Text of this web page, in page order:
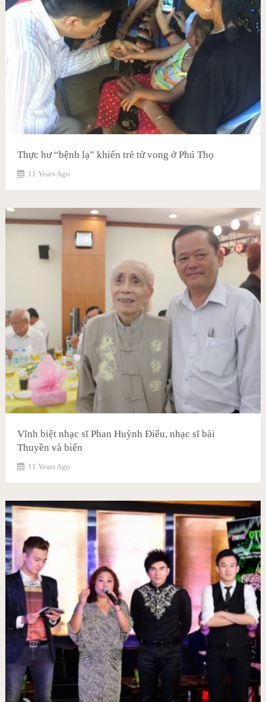
Thực hư “bệnh lạ” khiến trẻ tử vong ở Phú Thọ
11 Years Ago
Vĩnh biệt nhạc sĩ Phan Huỳnh Điểu, nhạc sĩ bài
Thuyền và biển
11 Years Ago